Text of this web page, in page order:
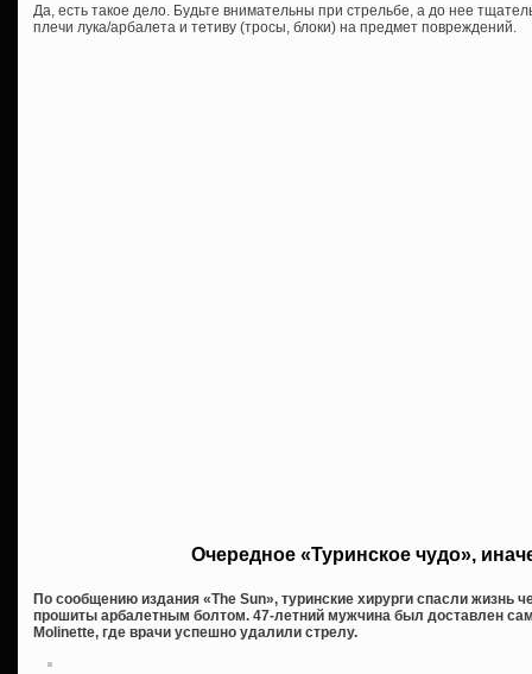
Да, есть такое дело. Будьте внимательны при стрельбе, а до нее
плечи лука/арбалета и тетиву (тросы, блоки) на предмет повреждений.
Очередное «Туринское чудо»,
По сообщению издания «The Sun», туринские хирурги спасли жизнь
прошиты арбалетным болтом. 47-летний мужчина был доставлен
Molinette, где врачи успешно удалили стрелу.